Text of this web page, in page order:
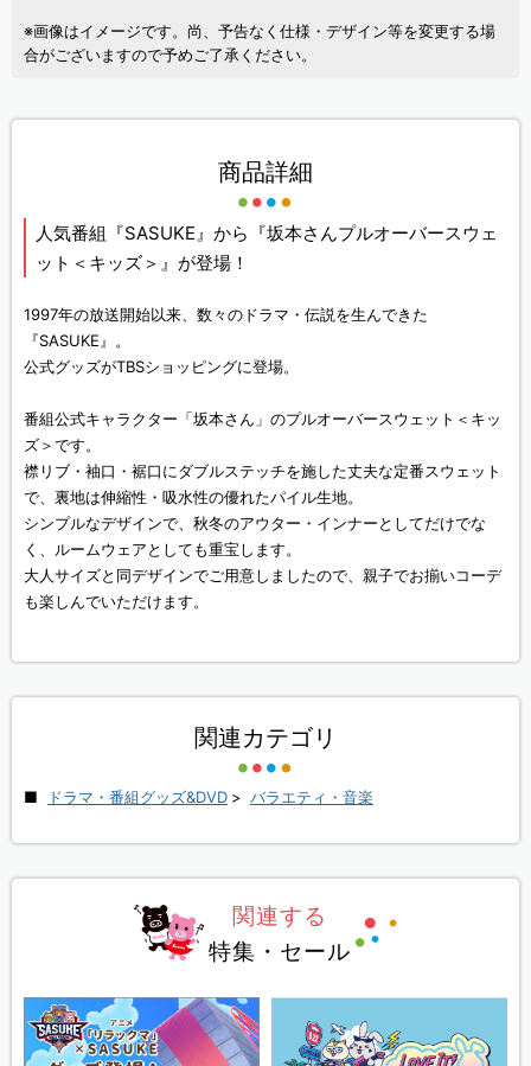
※画像はイメージです。尚、予告なく仕様・デザイン等を変更する場
合がございますので予めご了承ください。
商品詳細
人気番組『SASUKE』から『坂本さんプルオーバースウェ
ット＜キッズ＞』が登場！
1997年の放送開始以来、数々のドラマ・伝説を生んできた
『SASUKE』。
公式グッズがTBSショッピングに登場。
番組公式キャラクター「坂本さん」のプルオーバースウェット＜キッ
ズ＞です。
襟リブ・袖口・裾口にダブルステッチを施した丈夫な定番スウェット
で、裏地は伸縮性・吸水性の優れたパイル生地。
シンプルなデザインで、秋冬のアウター・インナーとしてだけでな
く、ルームウェアとしても重宝します。
大人サイズと同デザインでご用意しましたので、親子でお揃いコーデ
も楽しんでいただけます。
関連カテゴリ
ドラマ・番組グッズ&DVD > バラエティ・音楽
関連する
特集・セール